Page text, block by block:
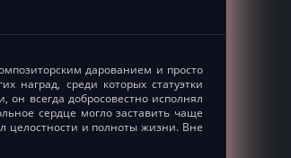
дарованием и просто
наград, среди которых статуэтки
всегда добросовестно исполнял
сердце могло заставить чаще
целостности и полноты жизни. Вне